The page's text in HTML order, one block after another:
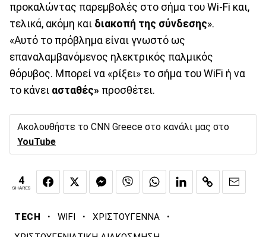
προκαλώντας παρεμβολές στο σήμα του Wi-Fi και,
τελικά, ακόμη και διακοπή της σύνδεσης».
«Αυτό το πρόβλημα είναι γνωστό ως
επαναλαμβανόμενος ηλεκτρικός παλμικός
θόρυβος. Μπορεί να «ρίξει» το σήμα του WiFi ή να
το κάνει ασταθές» προσθέτει.
Ακολουθήστε το CNN Greece στο κανάλι μας στο
YouTube
4
SHARES
TECH · WIFI · ΧΡΙΣΤΟΥΓΕΝΝΑ ·